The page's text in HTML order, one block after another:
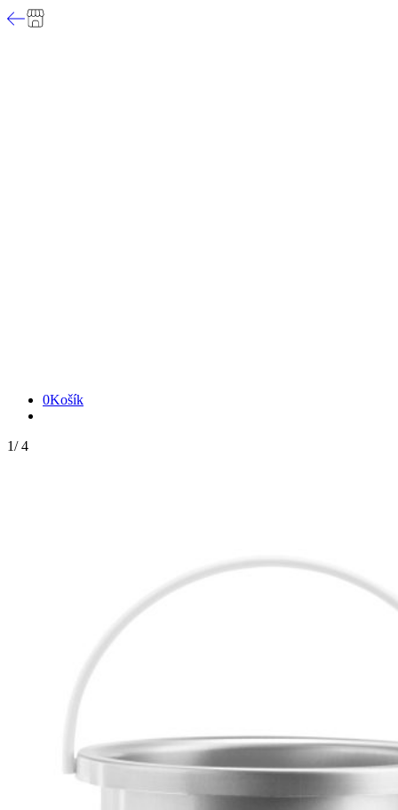
0Košík
1/4